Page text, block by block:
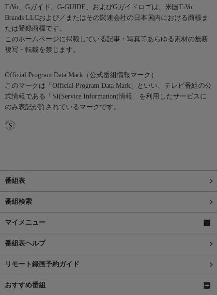
TiVo、Gガイド、G-GUIDE、およびGガイドロゴは、米国TiVo
Brands LLCおよび／またはその関連会社の日本国内における商標ま
たは登録商標です。
このホームページに掲載している記事・写真等あらゆる素材の無断
複写・転載を禁じます。
Official Program Data Mark（公式番組情報マーク）
このマークは「Official Program Data Mark」といい、テレビ番組の公
式情報である「SI(Service Information)情報」を利用したサービスに
のみ表記が許されているマークです。
番組表
番組検索
マイメニュー
番組表ヘルプ
リモート録画予約ガイド
おすすめ番組